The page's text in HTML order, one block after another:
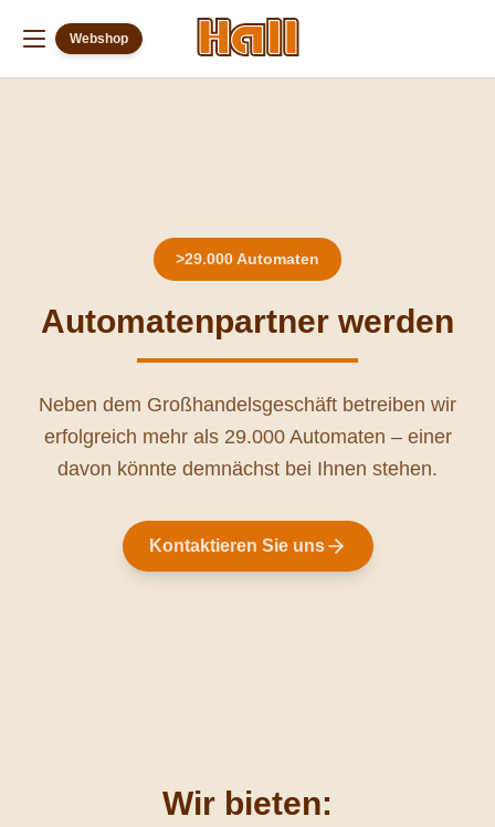
springen
Webshop
>29.000 Automaten
Automatenpartner werden
Neben dem Großhandelsgeschäft betreiben wir
erfolgreich mehr als 29.000 Automaten – einer
davon könnte demnächst bei Ihnen stehen.
Kontaktieren Sie uns
Wir bieten: